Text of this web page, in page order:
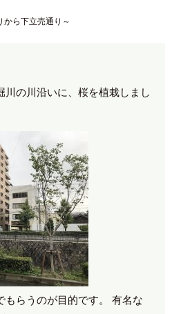
から下立売通り～
川の川沿いに、桜を植栽しまし
もらうのが目的です。 有名な